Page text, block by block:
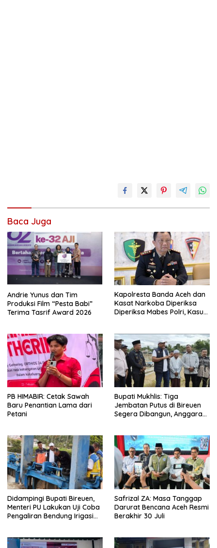
Baca Juga
Andrie Yunus dan Tim
Produksi Film “Pesta Babi”
Terima Tasrif Award 2026
Kapolresta Banda Aceh dan
Kasat Narkoba Diperiksa
Diperiksa Mabes Polri, Kasus
PB HIMABIR: Cetak Sawah
Baru Penantian Lama dari
Petani
Bupati Mukhlis: Tiga
Jembatan Putus di Bireuen
Segera Dibangun, Anggaran
Didampingi Bupati Bireuen,
Menteri PU Lakukan Uji Coba
Pengaliran Bendung Irigasi
Safrizal ZA: Masa Tanggap
Darurat Bencana Aceh Resmi
Berakhir 30 Juli